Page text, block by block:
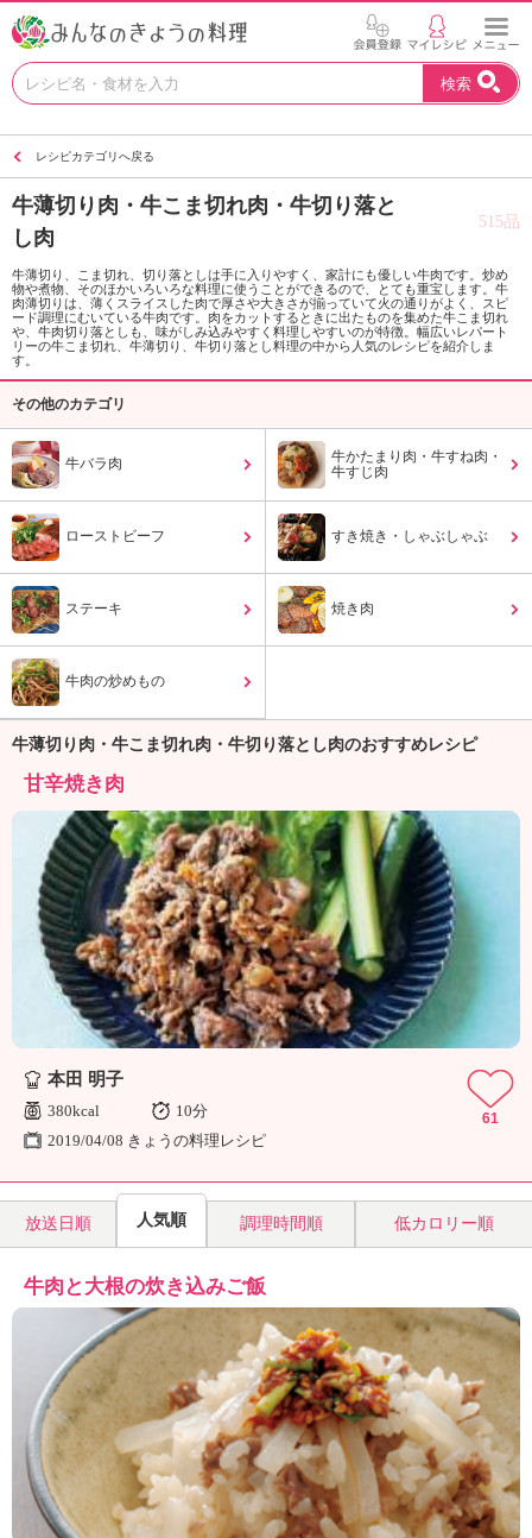
お
い
ピ
つ
け
よ
。
K
ュ
シ
ル
み
の
き
ょ
う
の
料
理
」
検索
レシピカテゴリへ戻る
牛薄切り肉・牛こま切れ肉・牛切り落と
し肉
515品
牛薄切り、こま切れ、切り落としは手に入りやすく、家計にも優しい牛肉です。炒め
物や煮物、そのほかいろいろな料理に使うことができるので、とても重宝します。牛
肉薄切りは、薄くスライスした肉で厚さや大きさが揃っていて火の通りがよく、スピ
ード調理にむいている牛肉です。肉をカットするときに出たものを集めた牛こま切れ
や、牛肉切り落としも、味がしみ込みやすく料理しやすいのが特徴。幅広いレパート
リーの牛こま切れ、牛薄切り、牛切り落とし料理の中から人気のレシピを紹介しま
す。
その他のカテゴリ
牛バラ肉
牛かたまり肉・牛すね肉・
牛すじ肉
ローストビーフ すき焼き・しゃぶしゃぶ
ステーキ 焼き肉
牛肉の炒めもの
牛薄切り肉・牛こま切れ肉・牛切り落とし肉のおすすめレシピ
甘辛焼き肉
本田 明子
380kcal
10分
2019/04/08 きょうの料理レシピ
61
放送日順 人気順 調理時間順 低カロリー順
牛肉と大根の炊き込みご飯